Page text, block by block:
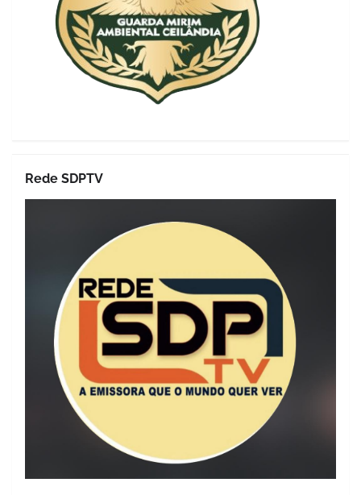
Rede SDPTV